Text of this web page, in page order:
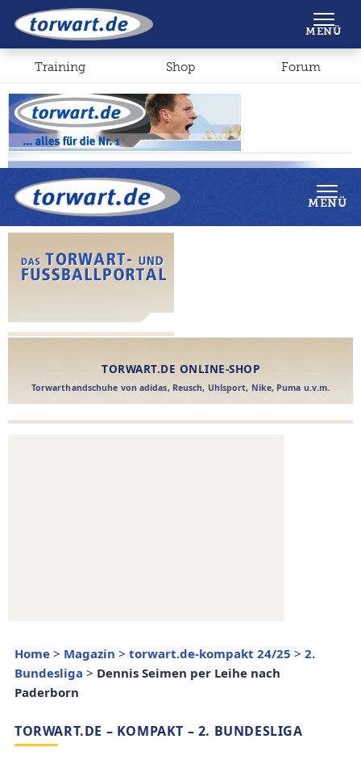
Shop Forum
MENÜ
Home > Magazin > torwart.de-kompakt 24/25 > 2.
Bundesliga > Dennis Seimen per Leihe nach
Paderborn
TORWART.DE – KOMPAKT – 2. BUNDESLIGA